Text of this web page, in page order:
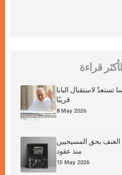
قراءة
تستعدّ لاستقبال البابا
قريبًا
8 May 2026
العنف بحق المسيحيين
منذ عقود
15 May 2026